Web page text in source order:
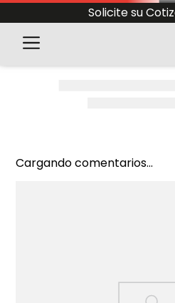
Solicite su
Cargando comentarios...